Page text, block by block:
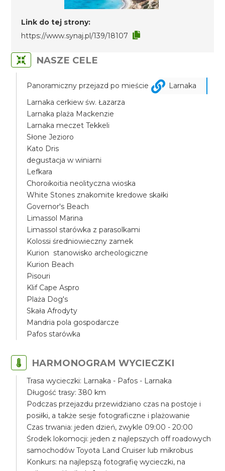
Link do tej strony:
https://www.synaj.pl/139/18107
NASZE CELE
Panoramiczny przejazd po mieście
Larnaka
Larnaka cerkiew św. Łazarza
Larnaka plaża Mackenzie
Larnaka meczet Tekkeli
Słone Jezioro
Kato Dris
degustacja w winiarni
Lefkara
Choroikoitia neolityczna wioska
White Stones znakomite kredowe skałki
Governor's Beach
Limassol Marina
Limassol starówka z parasolkami
Kolossi średniowieczny zamek
Kurion stanowisko archeologiczne
Kurion Beach
Pisouri
Klif Cape Aspro
Plaża Dog's
Skała Afrodyty
Mandria pola gospodarcze
Pafos starówka
HARMONOGRAM WYCIECZKI
Trasa wycieczki: Larnaka - Pafos - Larnaka
Długość trasy: 380 km
Podczas przejazdu przewidziano czas na postoje i
posiłki, a także sesje fotograficzne i plażowanie
Czas trwania: jeden dzień, zwykle 09:00 - 20:00
Środek lokomocji: jeden z najlepszych off roadowych
samochodów Toyota Land Cruiser lub mikrobus
Konkurs: na najlepszą fotografię wycieczki, na